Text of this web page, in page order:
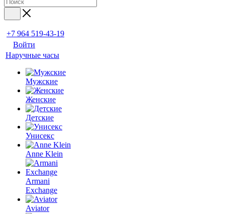
+7 964 519-43-19
Войти
Наручные часы
Мужские
Женские
Детские
Унисекс
Anne Klein
Armani
Exchange
Aviator